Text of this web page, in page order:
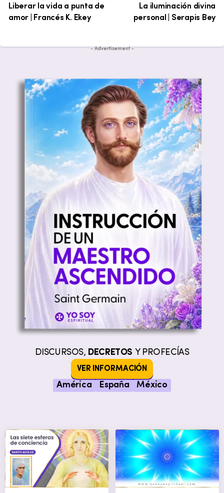
Liberar la vida a punta de
amor | Francés K. Ekey
La iluminación divina
personal | Serapis Bey
- Advertisement -
DISCURSOS, DECRETOS Y PROFECÍAS
VER INFORMACIÓN
América España México